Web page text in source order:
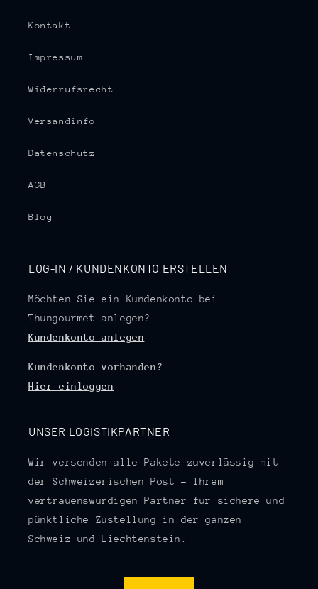
Kontakt
Impressum
Widerrufsrecht
Versandinfo
Datenschutz
AGB
Blog
LOG-IN / KUNDENKONTO ERSTELLEN
Möchten Sie ein Kundenkonto bei
Thungourmet anlegen?
Kundenkonto anlegen
Kundenkonto vorhanden?
Hier einloggen
UNSER LOGISTIKPARTNER
Wir versenden alle Pakete zuverlässig mit
der Schweizerischen Post – Ihrem
vertrauenswürdigen Partner für sichere und
pünktliche Zustellung in der ganzen
Schweiz und Liechtenstein.